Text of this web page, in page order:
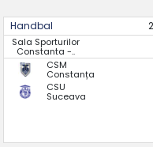
Handbal
Sala Sporturilor
Constanta -..
CSM
Constanța
CSU
Suceava